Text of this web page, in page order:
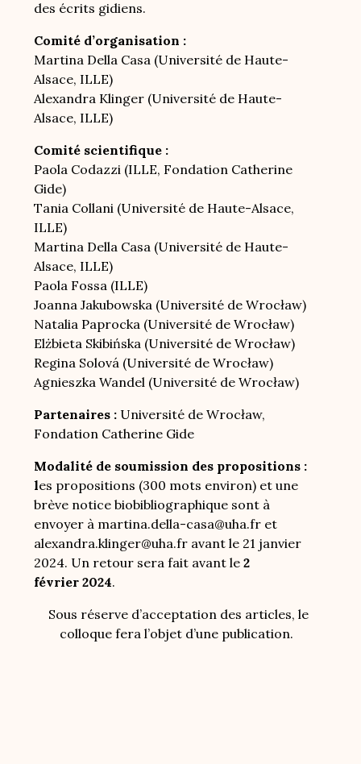
des écrits gidiens.
Comité d’organisation :
Martina Della Casa (Université de Haute-
Alsace, ILLE)
Alexandra Klinger (Université de Haute-
Alsace, ILLE)
Comité scientifique :
Paola Codazzi (ILLE, Fondation Catherine
Gide)
Tania Collani (Université de Haute-Alsace,
ILLE)
Martina Della Casa (Université de Haute-
Alsace, ILLE)
Paola Fossa (ILLE)
Joanna Jakubowska (Université de Wrocław)
Natalia Paprocka (Université de Wrocław)
Elżbieta Skibińska (Université de Wrocław)
Regina Solová (Université de Wrocław)
Agnieszka Wandel (Université de Wrocław)
Partenaires : Université de Wrocław,
Fondation Catherine Gide
Modalité de soumission des propositions :
les propositions (300 mots environ) et une
brève notice biobibliographique sont à
envoyer à martina.della-casa@uha.fr et
alexandra.klinger@uha.fr avant le 21 janvier
2024. Un retour sera fait avant le 2
février 2024.
Sous réserve d’acceptation des articles, le
colloque fera l’objet d’une publication.